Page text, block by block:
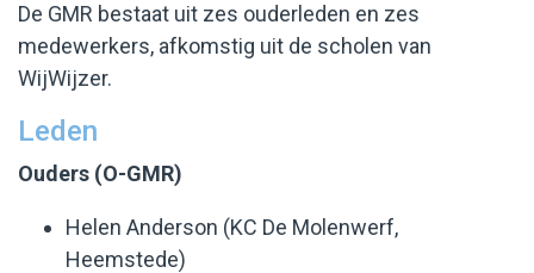
De GMR bestaat uit zes ouderleden en zes
medewerkers, afkomstig uit de scholen van
WijWijzer.
Leden
Ouders (O-GMR)
Helen Anderson (KC De Molenwerf,
Heemstede)